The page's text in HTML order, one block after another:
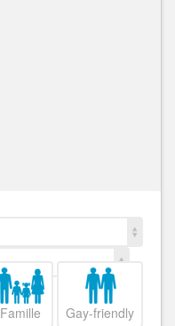
Famille Gay-friendly